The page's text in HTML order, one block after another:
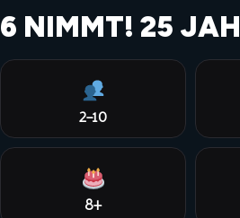
6 NIMMT! 25
2–10
8+